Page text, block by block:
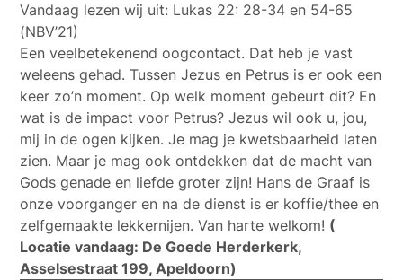
Vandaag lezen wij uit: Lukas 22: 28-34 en 54-65
(NBV’21)
Een veelbetekenend oogcontact. Dat heb je vast
weleens gehad. Tussen Jezus en Petrus is er ook een
keer zo’n moment. Op welk moment gebeurt dit? En
wat is de impact voor Petrus? Jezus wil ook u, jou,
mij in de ogen kijken. Je mag je kwetsbaarheid laten
zien. Maar je mag ook ontdekken dat de macht van
Gods genade en liefde groter zijn! Hans de Graaf is
onze voorganger en na de dienst is er koffie/thee en
zelfgemaakte lekkernijen. Van harte welkom! (
Locatie vandaag: De Goede Herderkerk,
Asselsestraat 199, Apeldoorn)